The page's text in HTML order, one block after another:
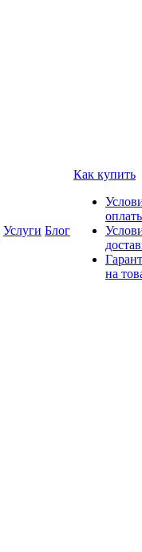
Услуги Блог
Как купить
на